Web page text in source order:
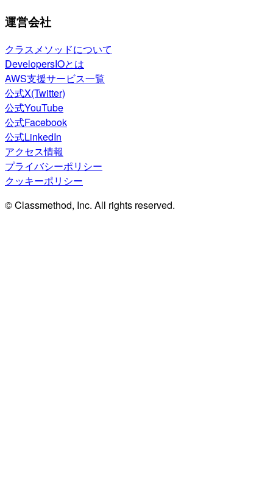
運営会社
クラスメソッドについて
DevelopersIOとは
AWS支援サービス一覧
公式X(Twitter)
公式YouTube
公式Facebook
公式LinkedIn
アクセス情報
プライバシーポリシー
クッキーポリシー
© Classmethod, Inc. All rights reserved.